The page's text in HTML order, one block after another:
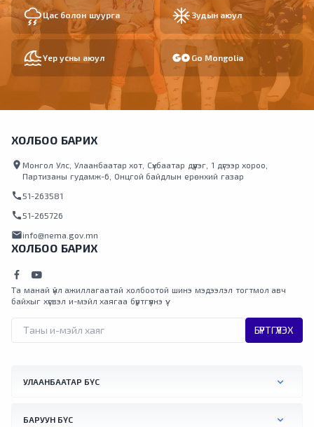
Цас болон шуурга Зудын аюул
Үер усны аюул Go Mongolia
ХОЛБОО БАРИХ
location_on Монгол Улс, Улаанбаатар хот, Сүхбаатар дүүрэг, 1 дүгээр хороо,
Партизаны гудамж-6, Онцгой байдлын ерөнхий газар
call 51-263581
call 51-265726
mailinfo@nema.gov.mn
ХОЛБОО БАРИХ
Та манай үйл ажиллагаатай холбоотой шинэ мэдээлэл тогтмол авч
байхыг хүсвэл и-мэйл хаягаа бүртгүүлнэ үү.
БҮРТГҮҮЛЭХ
УЛААНБААТАР БҮС
БАРУУН БҮС